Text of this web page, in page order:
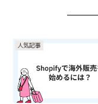
人気記事